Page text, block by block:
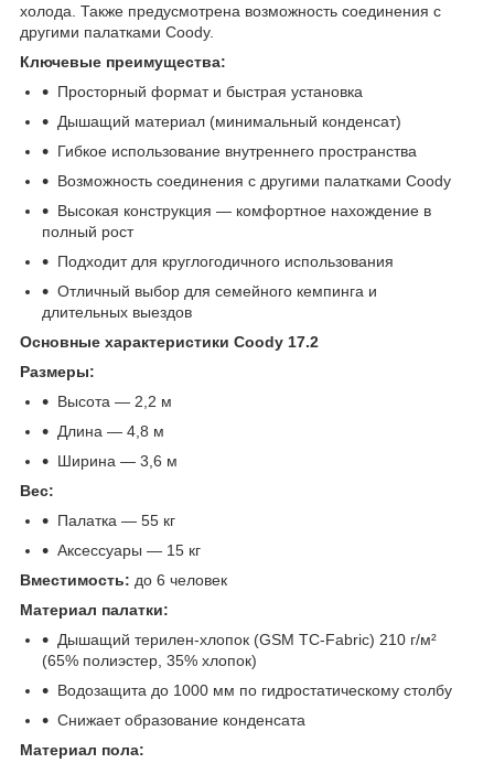
холода. Также предусмотрена возможность соединения с
другими палатками Coody.
Ключевые преимущества:
Просторный формат и быстрая установка
Дышащий материал (минимальный конденсат)
Гибкое использование внутреннего пространства
Возможность соединения с другими палатками Coody
Высокая конструкция — комфортное нахождение в
полный рост
Подходит для круглогодичного использования
Отличный выбор для семейного кемпинга и
длительных выездов
Основные характеристики Coody 17.2
Размеры:
Высота — 2,2 м
Длина — 4,8 м
Ширина — 3,6 м
Вес:
Палатка — 55 кг
Аксессуары — 15 кг
Вместимость: до 6 человек
Материал палатки:
Дышащий терилен-хлопок (GSM TC-Fabric) 210 г/м²
(65% полиэстер, 35% хлопок)
Водозащита до 1000 мм по гидростатическому столбу
Снижает образование конденсата
Материал пола: